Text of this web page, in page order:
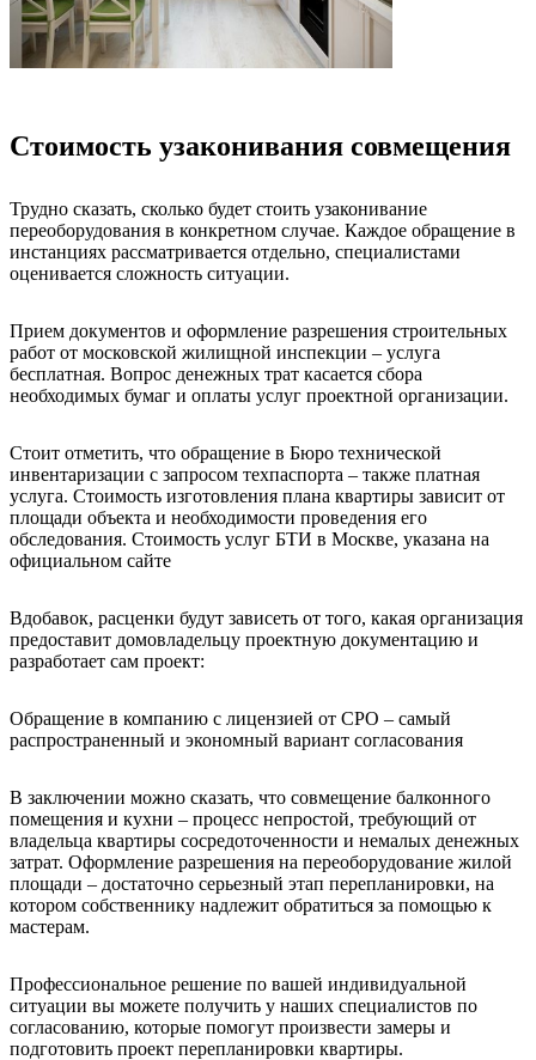
Стоимость узаконивания совмещения
Трудно сказать, сколько будет стоить узаконивание
переоборудования в конкретном случае. Каждое обращение в
инстанциях рассматривается отдельно, специалистами
оценивается сложность ситуации.
Прием документов и оформление разрешения строительных
работ от московской жилищной инспекции – услуга
бесплатная. Вопрос денежных трат касается сбора
необходимых бумаг и оплаты услуг проектной организации.
Стоит отметить, что обращение в Бюро технической
инвентаризации с запросом техпаспорта – также платная
услуга. Стоимость изготовления плана квартиры зависит от
площади объекта и необходимости проведения его
обследования. Стоимость услуг БТИ в Москве, указана на
официальном сайте
Вдобавок, расценки будут зависеть от того, какая организация
предоставит домовладельцу проектную документацию и
разработает сам проект:
Обращение в компанию с лицензией от СРО – самый
распространенный и экономный вариант согласования
В заключении можно сказать, что совмещение балконного
помещения и кухни – процесс непростой, требующий от
владельца квартиры сосредоточенности и немалых денежных
затрат. Оформление разрешения на переоборудование жилой
площади – достаточно серьезный этап перепланировки, на
котором собственнику надлежит обратиться за помощью к
мастерам.
Профессиональное решение по вашей индивидуальной
ситуации вы можете получить у наших специалистов по
согласованию, которые помогут произвести замеры и
подготовить проект перепланировки квартиры.